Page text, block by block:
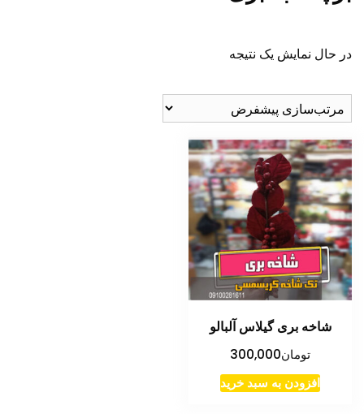
در حال نمایش یک نتیجه
شاخه بری گیلاس آلبالو
تومان300,000
افزودن به سبد خرید